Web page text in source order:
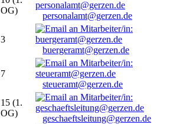
OG)
personalamt@gerzen.de
3
buergeramt@gerzen.de
7
steueramt@gerzen.de
15 (1.
OG)
geschaeftsleitung@gerzen.de